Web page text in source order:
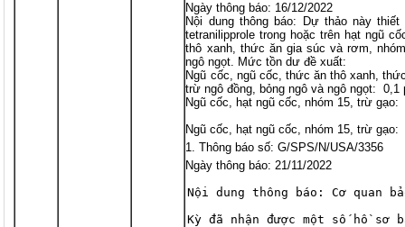
Ngày thông báo: 16/12/2022
Nội dung thông báo: Dự thảo này
tetranilipprole trong hoặc trên hạt ngũ
thô xanh, thức ăn gia súc và rơm,
ngô ngọt. Mức tồn dư đề xuất:
Ngũ cốc, ngũ cốc, thức ăn thô xanh,
trừ ngô đồng, bỏng ngô và ngô ngọt: 0,1
Ngũ cốc, hạt ngũ cốc, nhóm 15, trừ gạo:
Ngũ cốc, hạt ngũ cốc, nhóm 15, trừ gạo:
Thông báo số: G/SPS/N/USA/3356
Ngày thông báo: 21/11/2022
Nội dung thông báo: Cơ quan
Kỳ đã nhận được một số hồ sơ